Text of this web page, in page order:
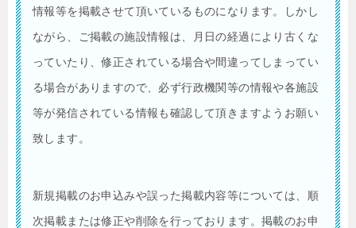
情報等を掲載させて頂いているものになります。しかし
ながら、ご掲載の施設情報は、月日の経過により古くな
っていたり、修正されている場合や間違ってしまってい
る場合がありますので、必ず行政機関等の情報や各施設
等が発信されている情報も確認して頂きますようお願い
致します。
新規掲載のお申込みや誤った掲載内容等については、順
次掲載または修正や削除を行っております。掲載のお申